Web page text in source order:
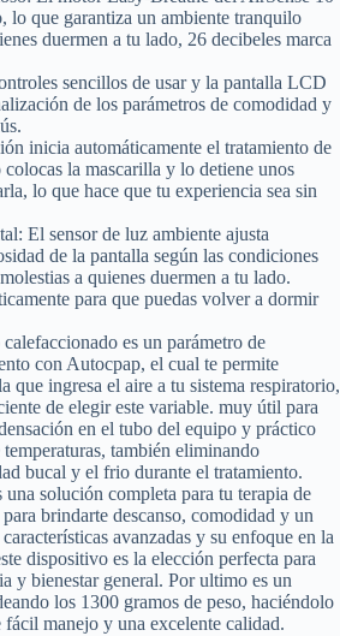
lo que garantiza un ambiente tranquilo
duermen a tu lado, 26 decibeles marca
sencillos de usar y la pantalla LCD
de los parámetros de comodidad y
inicia automáticamente el tratamiento de
la mascarilla y lo detiene unos
lo que hace que tu experiencia sea sin
El sensor de luz ambiente ajusta
de la pantalla según las condiciones
a quienes duermen a tu lado.
para que puedas volver a dormir
es un parámetro de
con Autocpap, el cual te permite
que ingresa el aire a tu sistema respiratorio,
de elegir este variable. muy útil para
en el tubo del equipo y práctico
también eliminando
bucal y el frio durante el tratamiento.
solución completa para tu terapia de
brindarte descanso, comodidad y un
avanzadas y su enfoque en la
dispositivo es la elección perfecta para
y bienestar general. Por ultimo es un
los 1300 gramos de peso, haciéndolo
manejo y una excelente calidad.